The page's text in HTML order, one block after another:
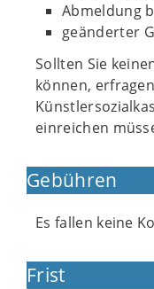
Abmeldung
geänderter
Sollten Sie
können,
einreichen
Gebühren
Es fallen keine
Frist